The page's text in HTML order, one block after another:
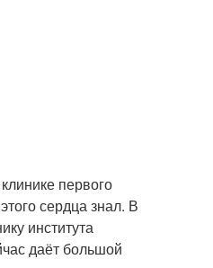
первого
сердца знал. В
института
даёт большой